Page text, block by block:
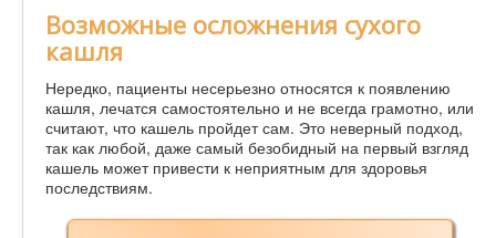
Возможные осложнения сухого
кашля
Нередко, пациенты несерьезно относятся к появлению
кашля, лечатся самостоятельно и не всегда грамотно, или
считают, что кашель пройдет сам. Это неверный подход,
так как любой, даже самый безобидный на первый взгляд
кашель может привести к неприятным для здоровья
последствиям.